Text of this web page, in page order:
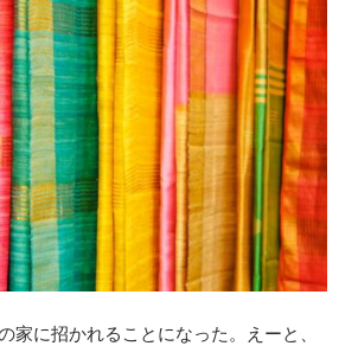
家に招かれることになった。えーと、